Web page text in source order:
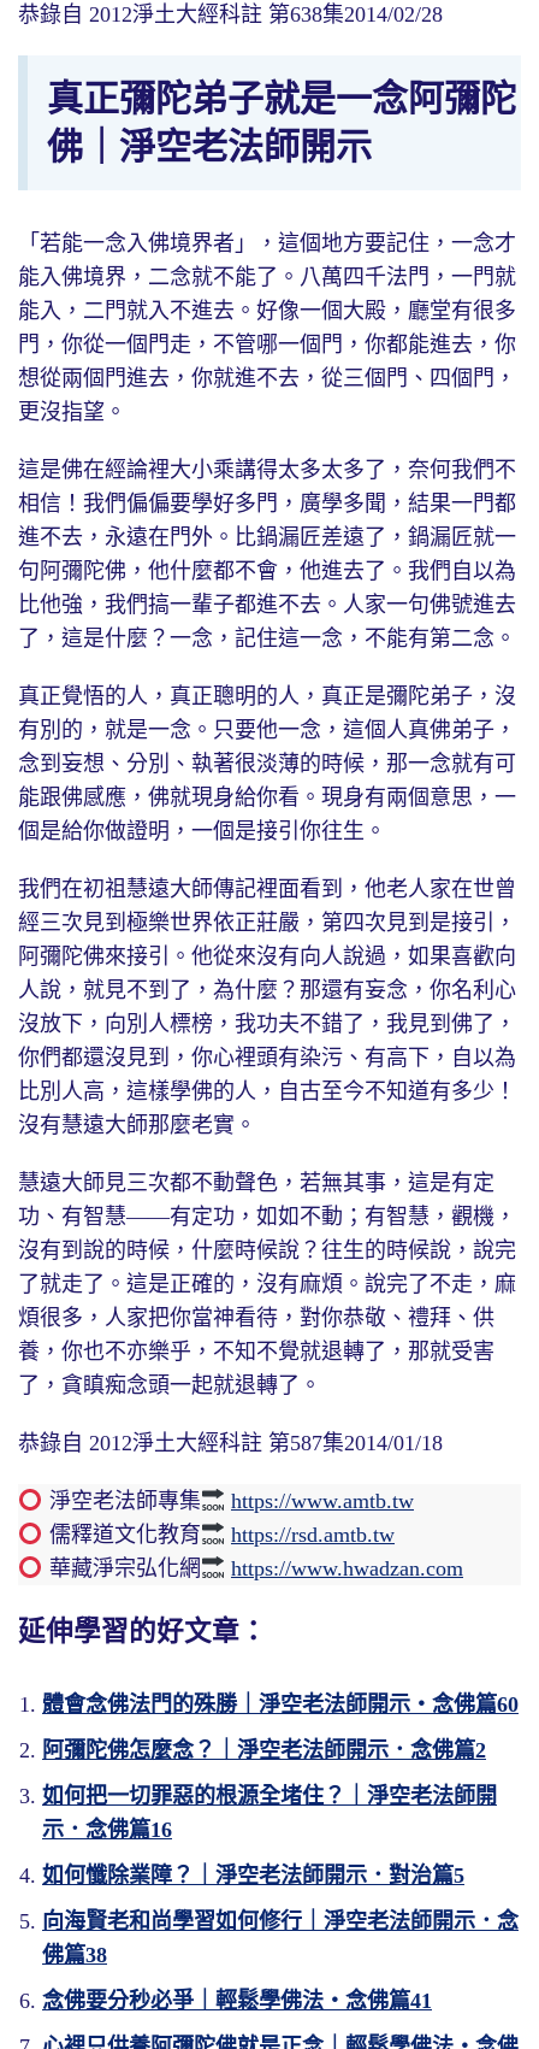
恭錄自 2012淨土大經科註 第638集2014/02/28
真正彌陀弟子就是一念阿彌陀
佛｜淨空老法師開示
「若能一念入佛境界者」，這個地方要記住，一念才
能入佛境界，二念就不能了。八萬四千法門，一門就
能入，二門就入不進去。好像一個大殿，廳堂有很多
門，你從一個門走，不管哪一個門，你都能進去，你
想從兩個門進去，你就進不去，從三個門、四個門，
更沒指望。
這是佛在經論裡大小乘講得太多太多了，奈何我們不
相信！我們偏偏要學好多門，廣學多聞，結果一門都
進不去，永遠在門外。比鍋漏匠差遠了，鍋漏匠就一
句阿彌陀佛，他什麼都不會，他進去了。我們自以為
比他強，我們搞一輩子都進不去。人家一句佛號進去
了，這是什麼？一念，記住這一念，不能有第二念。
真正覺悟的人，真正聰明的人，真正是彌陀弟子，沒
有別的，就是一念。只要他一念，這個人真佛弟子，
念到妄想、分別、執著很淡薄的時候，那一念就有可
能跟佛感應，佛就現身給你看。現身有兩個意思，一
個是給你做證明，一個是接引你往生。
我們在初祖慧遠大師傳記裡面看到，他老人家在世曾
經三次見到極樂世界依正莊嚴，第四次見到是接引，
阿彌陀佛來接引。他從來沒有向人說過，如果喜歡向
人說，就見不到了，為什麼？那還有妄念，你名利心
沒放下，向別人標榜，我功夫不錯了，我見到佛了，
你們都還沒見到，你心裡頭有染污、有高下，自以為
比別人高，這樣學佛的人，自古至今不知道有多少！
沒有慧遠大師那麼老實。
慧遠大師見三次都不動聲色，若無其事，這是有定
功、有智慧——有定功，如如不動；有智慧，觀機，
沒有到說的時候，什麼時候說？往生的時候說，說完
了就走了。這是正確的，沒有麻煩。說完了不走，麻
煩很多，人家把你當神看待，對你恭敬、禮拜、供
養，你也不亦樂乎，不知不覺就退轉了，那就受害
了，貪瞋痴念頭一起就退轉了。
恭錄自 2012淨土大經科註 第587集2014/01/18
淨空老法師專集
https://www.amtb.tw
儒釋道文化教育
https://rsd.amtb.tw
華藏淨宗弘化網
https://www.hwadzan.com
延伸學習的好文章：
體會念佛法門的殊勝｜淨空老法師開示・念佛篇60
阿彌陀佛怎麼念？｜淨空老法師開示．念佛篇2
如何把一切罪惡的根源全堵住？｜淨空老法師開
示．念佛篇16
如何懺除業障？｜淨空老法師開示．對治篇5
向海賢老和尚學習如何修行｜淨空老法師開示．念
佛篇38
念佛要分秒必爭｜輕鬆學佛法・念佛篇41